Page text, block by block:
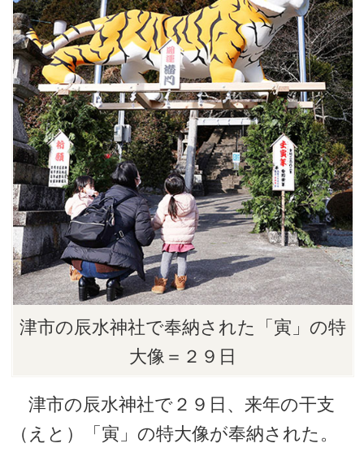
津市の辰水神社で奉納された「寅」の特
大像＝２９日
津市の辰水神社で２９日、来年の干支
（えと）「寅」の特大像が奉納された。